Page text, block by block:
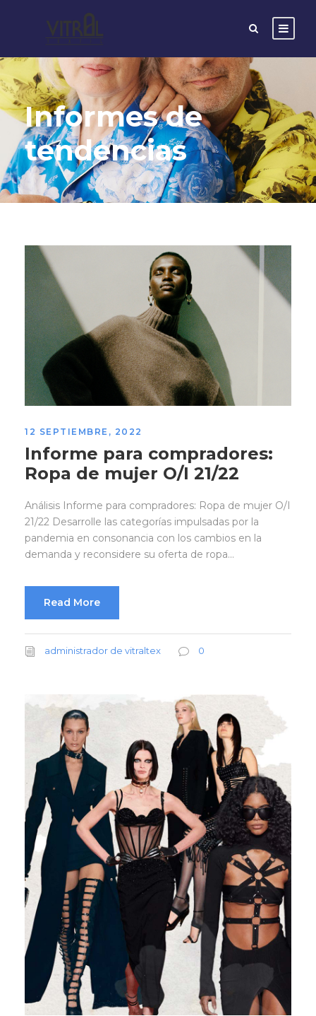
Informes de
tendencias
12 SEPTIEMBRE, 2022
Informe para compradores:
Ropa de mujer O/I 21/22
Análisis Informe para compradores: Ropa de mujer O/I
21/22 Desarrolle las categorías impulsadas por la
pandemia en consonancia con los cambios en la
demanda y reconsidere su oferta de ropa...
Read More
administrador de vitraltex 0